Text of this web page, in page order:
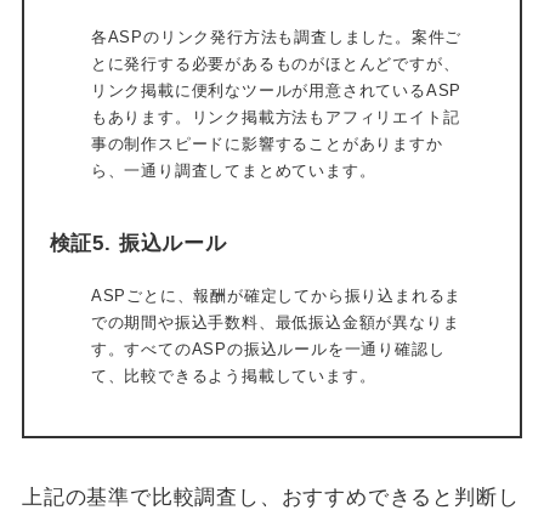
各ASPのリンク発行方法も調査しました。案件ご
とに発行する必要があるものがほとんどですが、
リンク掲載に便利なツールが用意されているASP
もあります。リンク掲載方法もアフィリエイト記
事の制作スピードに影響することがありますか
ら、一通り調査してまとめています。
検証5. 振込ルール
ASPごとに、報酬が確定してから振り込まれるま
での期間や振込手数料、最低振込金額が異なりま
す。すべてのASPの振込ルールを一通り確認し
て、比較できるよう掲載しています。
上記の基準で比較調査し、おすすめできると判断し